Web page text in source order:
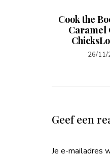
Cook the
Caramel
26/11/
Geef een
Je e-mailadres